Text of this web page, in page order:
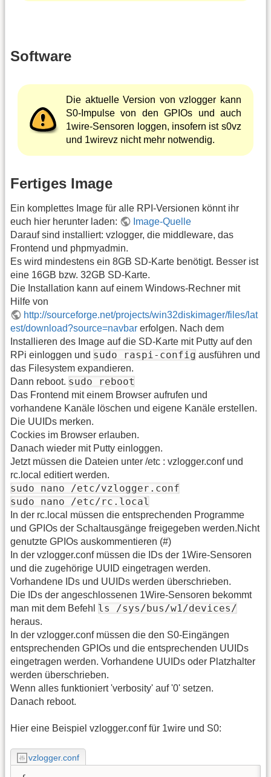
Software
Die aktuelle Version von vzlogger kann
S0-Impulse von den GPIOs und auch
1wire-Sensoren loggen, insofern ist s0vz
und 1wirevz nicht mehr notwendig.
Fertiges Image
Ein komplettes Image für alle RPI-Versionen könnt ihr
euch hier herunter laden:
Image-Quelle
Darauf sind installiert: vzlogger, die middleware, das
Frontend und phpmyadmin.
Es wird mindestens ein 8GB SD-Karte benötigt. Besser ist
eine 16GB bzw. 32GB SD-Karte.
Die Installation kann auf einem Windows-Rechner mit
Hilfe von
http://sourceforge.net/projects/win32diskimager/files/lat
est/download?source=navbar erfolgen. Nach dem
Installieren des Image auf die SD-Karte mit Putty auf den
RPi einloggen und sudo raspi-config ausführen und
das Filesystem expandieren.
Dann reboot. sudo reboot
Das Frontend mit einem Browser aufrufen und
vorhandene Kanäle löschen und eigene Kanäle erstellen.
Die UUIDs merken.
Cockies im Browser erlauben.
Danach wieder mit Putty einloggen.
Jetzt müssen die Dateien unter /etc : vzlogger.conf und
rc.local editiert werden.
sudo nano /etc/vzlogger.conf
sudo nano /etc/rc.local
In der rc.local müssen die entsprechenden Programme
und GPIOs der Schaltausgänge freigegeben werden.Nicht
genutzte GPIOs auskommentieren (#)
In der vzlogger.conf müssen die IDs der 1Wire-Sensoren
und die zugehörige UUID eingetragen werden.
Vorhandene IDs und UUIDs werden überschrieben.
Die IDs der angeschlossenen 1Wire-Sensoren bekommt
man mit dem Befehl ls /sys/bus/w1/devices/
heraus.
In der vzlogger.conf müssen die den S0-Eingängen
entsprechenden GPIOs und die entsprechenden UUIDs
eingetragen werden. Vorhandene UUIDs oder Platzhalter
werden überschrieben.
Wenn alles funktioniert 'verbosity' auf '0' setzen.
Danach reboot.
Hier eine Beispiel vzlogger.conf für 1wire und S0:
vzlogger.conf